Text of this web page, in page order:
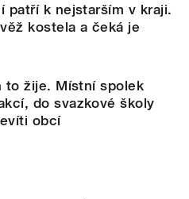
patří k nejstarším v kraji.
kostela a čeká je
to žije. Místní spolek
do svazkové školy
obcí